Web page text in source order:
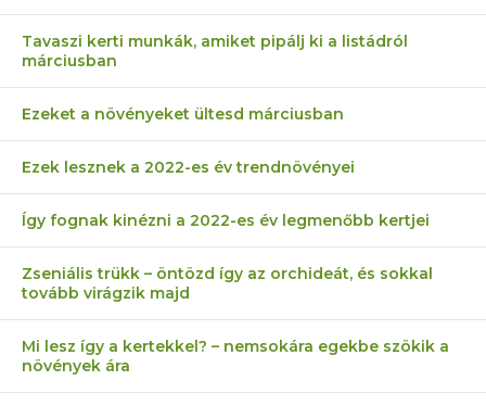
Tavaszi kerti munkák, amiket pipálj ki a listádról
márciusban
Ezeket a növényeket ültesd márciusban
Ezek lesznek a 2022-es év trendnövényei
Így fognak kinézni a 2022-es év legmenőbb kertjei
Zseniális trükk – öntözd így az orchideát, és sokkal
tovább virágzik majd
Mi lesz így a kertekkel? – nemsokára egekbe szökik a
növények ára